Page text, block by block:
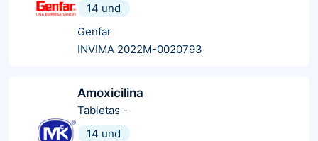
14 und
Genfar
INVIMA 2022M-0020793
Amoxicilina
Tabletas -
14 und